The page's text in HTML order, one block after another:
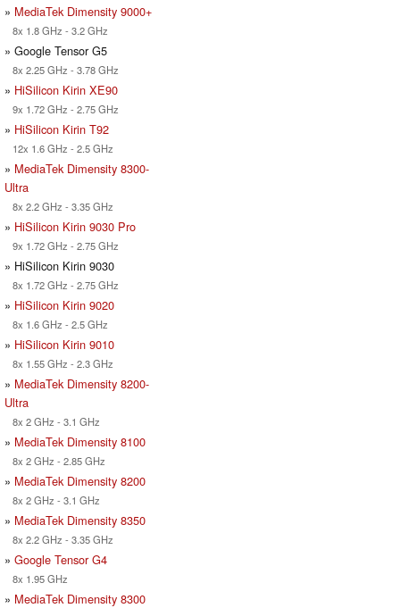
» MediaTek Dimensity 9000+
8x 1.8 GHz - 3.2 GHz
» Google Tensor G5
8x 2.25 GHz - 3.78 GHz
» HiSilicon Kirin XE90
9x 1.72 GHz - 2.75 GHz
» HiSilicon Kirin T92
12x 1.6 GHz - 2.5 GHz
» MediaTek Dimensity 8300-
Ultra
8x 2.2 GHz - 3.35 GHz
» HiSilicon Kirin 9030 Pro
9x 1.72 GHz - 2.75 GHz
» HiSilicon Kirin 9030
8x 1.72 GHz - 2.75 GHz
» HiSilicon Kirin 9020
8x 1.6 GHz - 2.5 GHz
» HiSilicon Kirin 9010
8x 1.55 GHz - 2.3 GHz
» MediaTek Dimensity 8200-
Ultra
8x 2 GHz - 3.1 GHz
» MediaTek Dimensity 8100
8x 2 GHz - 2.85 GHz
» MediaTek Dimensity 8200
8x 2 GHz - 3.1 GHz
» MediaTek Dimensity 8350
8x 2.2 GHz - 3.35 GHz
» Google Tensor G4
8x 1.95 GHz
» MediaTek Dimensity 8300